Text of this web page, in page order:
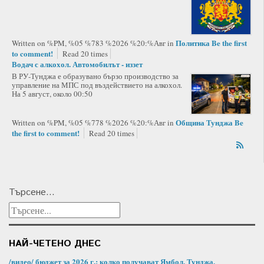
Written on %PM, %05 %783 %2026 %20:%Авгin ПолитикаBe the first
to comment!
Read 20 times
Водач с алкохол. Автомобилът - иззет
В РУ-Тунджа е образувано бързо производство за
управление на МПС под въздействието на алкохол.
На 5 август, около 00:50
Written on %PM, %05 %778 %2026 %20:%Авгin Община ТунджаBe
the first to comment!
Read 20 times
Търсене...
НАЙ-ЧЕТЕНО ДНЕС
/видео/ бюджет за 2026 г.: колко получават Ямбол, Тунджа,